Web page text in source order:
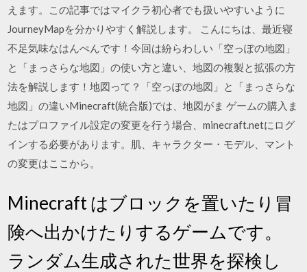
えます。この記事ではマイクラ初心者でも扱いやすいように
JourneyMapを分かりやすく解説します。 こんにちは、最近寝
不足気味なはんぺんです！今回は紛らわしい「空っぽの地図」
と「まっさらな地図」の使い方と違い、地図の複製と拡張の方
法を解説します！地図って？「空っぽの地図」と「まっさらな
地図」の違いMinecraft(統合版)では、地図がま ゲームの購入ま
たはプロファイル設定の変更を行う場合、minecraft.netにログ
インする必要があります。肌、キャラクター・モデル、マント
の変更はここから。
Minecraft はブロックを置いたり冒
険へ出かけたりするゲームです。
ランダム生成された世界を探検し